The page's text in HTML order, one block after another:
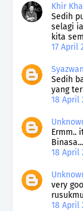
Khir
Sedih
selagi
kita
17 April
Sedih
yang
18 April
Ermm..
Binasa...
18 April
very
18 April